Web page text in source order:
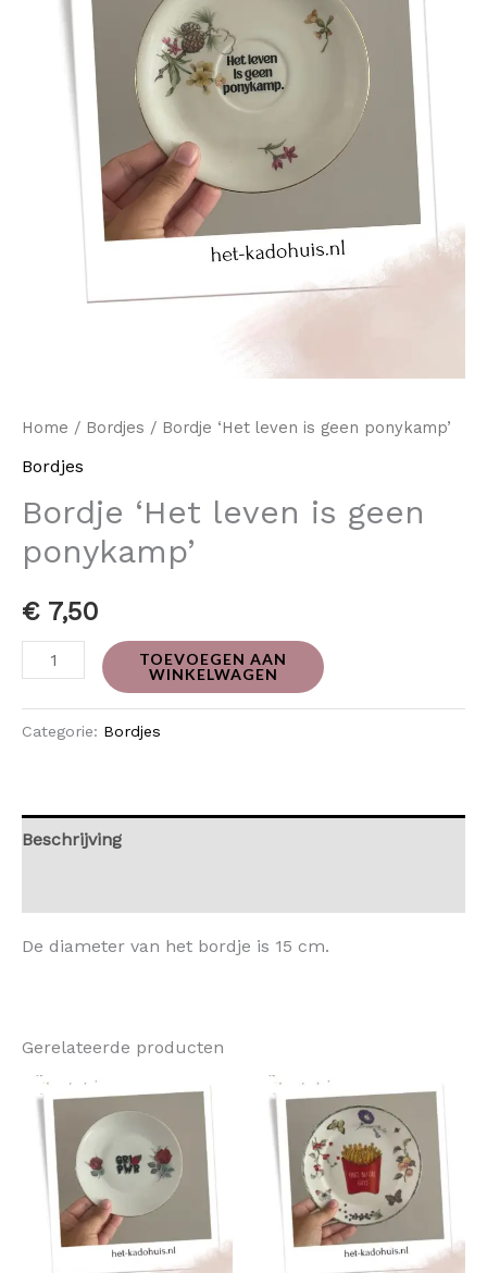
Home / Bordjes / Bordje ‘Het leven is geen ponykamp’
Bordjes
Bordje ‘Het leven is geen
ponykamp’
€7,50
TOEVOEGEN AAN
WINKELWAGEN
Categorie: Bordjes
Beschrijving
De diameter van het bordje is 15 cm.
Gerelateerde producten